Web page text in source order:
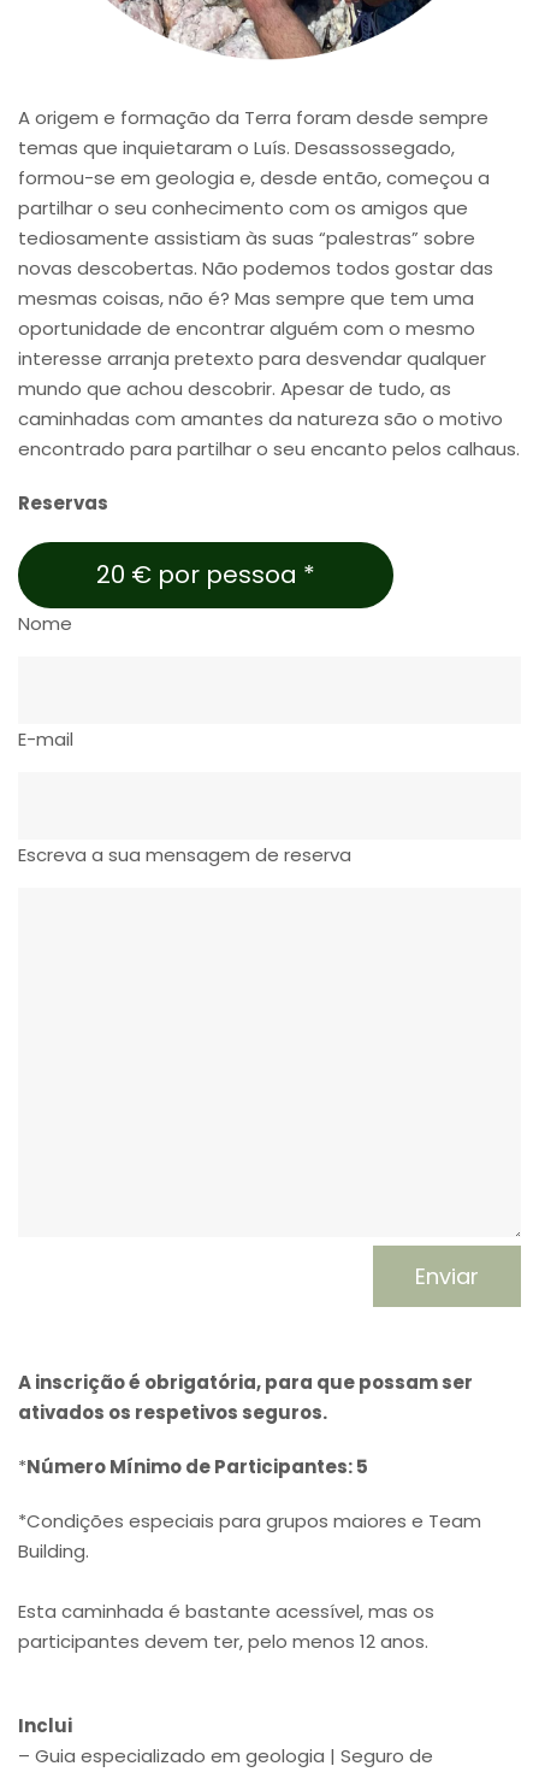
A origem e formação da Terra foram desde sempre
temas que inquietaram o Luís. Desassossegado,
formou-se em geologia e, desde então, começou a
partilhar o seu conhecimento com os amigos que
tediosamente assistiam às suas “palestras” sobre
novas descobertas. Não podemos todos gostar das
mesmas coisas, não é? Mas sempre que tem uma
oportunidade de encontrar alguém com o mesmo
interesse arranja pretexto para desvendar qualquer
mundo que achou descobrir. Apesar de tudo, as
caminhadas com amantes da natureza são o motivo
encontrado para partilhar o seu encanto pelos calhaus.
Reservas
20 € por pessoa *
Nome
E-mail
Escreva a sua mensagem de reserva
A inscrição é obrigatória, para que possam ser
ativados os respetivos seguros.
*Número Mínimo de Participantes: 5
*Condições especiais para grupos maiores e Team
Building.
Esta caminhada é bastante acessível, mas os
participantes devem ter, pelo menos 12 anos.
Inclui
– Guia especializado em geologia | Seguro de